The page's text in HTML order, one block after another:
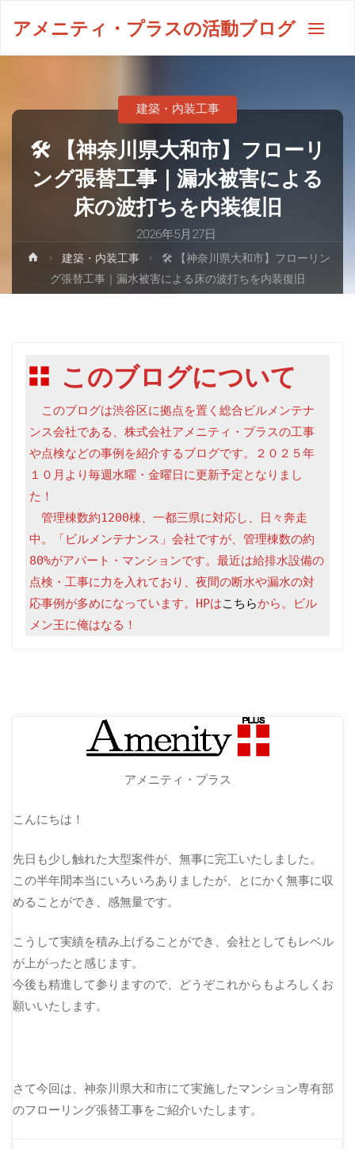
アメニティ・プラスの活動ブログ
🛠️ 【神奈川県大和市】フローリ
ング張替工事｜漏水被害による
床の波打ちを内装復旧
2026年5月27日
建築・内装工事
建築・内装工事
🛠️ 【神奈川県大和市】フローリン
グ張替工事｜漏水被害による床の波打ちを内装復旧
このブログについて
このブログは渋谷区に拠点を置く総合ビルメンテナ
ンス会社である、株式会社アメニティ・プラスの工事
や点検などの事例を紹介するブログです。２０２５年
１０月より毎週水曜・金曜日に更新予定となりまし
た！
管理棟数約1200棟、一都三県に対応し、日々奔走
中。「ビルメンテナンス」会社ですが、管理棟数の約
80%がアパート・マンションです。最近は給排水設備の
点検・工事に力を入れており、夜間の断水や漏水の対
応事例が多めになっています。HPはこちらから。ビル
メン王に俺はなる！
アメニティ・プラス
こんにちは！
先日も少し触れた大型案件が、無事に完工いたしました。
この半年間本当にいろいろありましたが、とにかく無事に収
めることができ、感無量です。
こうして実績を積み上げることができ、会社としてもレベル
が上がったと感じます。
今後も精進して参りますので、どうぞこれからもよろしくお
願いいたします。
さて今回は、神奈川県大和市にて実施したマンション専有部
のフローリング張替工事をご紹介いたします。